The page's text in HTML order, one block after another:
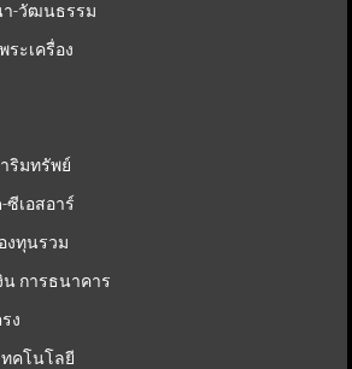
-วัฒนธรรม
พระเครื่อง
ริมทรัพย์
ซีเอสอาร์
งทุนรวม
น การธนาคาร
ง
ทคโนโลยี